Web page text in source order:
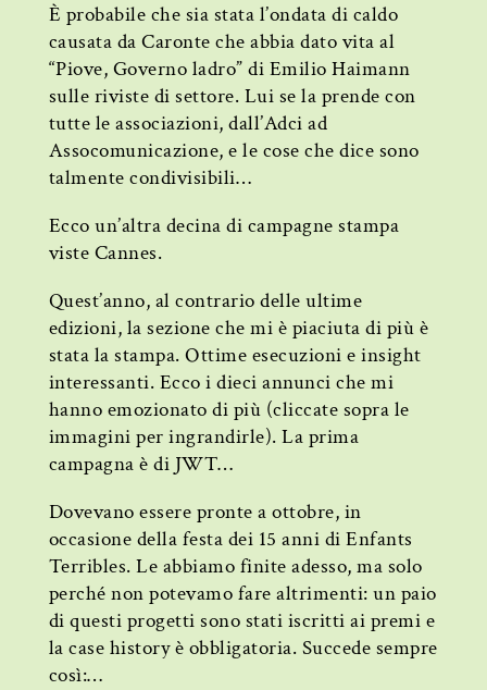
È probabile che sia stata l’ondata di caldo
causata da Caronte che abbia dato vita al
“Piove, Governo ladro” di Emilio Haimann
sulle riviste di settore. Lui se la prende con
tutte le associazioni, dall’Adci ad
Assocomunicazione, e le cose che dice sono
talmente condivisibili…
Ecco un’altra decina di campagne stampa
viste Cannes.
Quest’anno, al contrario delle ultime
edizioni, la sezione che mi è piaciuta di più è
stata la stampa. Ottime esecuzioni e insight
interessanti. Ecco i dieci annunci che mi
hanno emozionato di più (cliccate sopra le
immagini per ingrandirle). La prima
campagna è di JWT…
Dovevano essere pronte a ottobre, in
occasione della festa dei 15 anni di Enfants
Terribles. Le abbiamo finite adesso, ma solo
perché non potevamo fare altrimenti: un paio
di questi progetti sono stati iscritti ai premi e
la case history è obbligatoria. Succede sempre
così:…